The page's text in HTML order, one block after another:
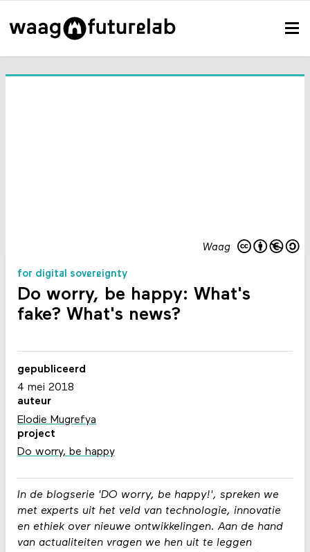
Waag
for digital sovereignty
Do worry, be happy: What's
fake? What's news?
In de blogserie 'DO worry, be happy!', spreken we
met experts uit het veld van technologie, innovatie
en ethiek over nieuwe ontwikkelingen. Aan de hand
van actualiteiten vragen we hen uit te leggen
gepubliceerd
4 mei 2018
auteur
Elodie Mugrefya
project
Do worry, be happy